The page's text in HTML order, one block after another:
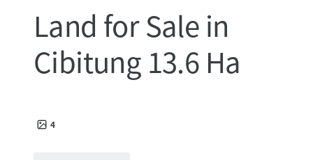
Land for Sale in
Cibitung 13.6 Ha
4